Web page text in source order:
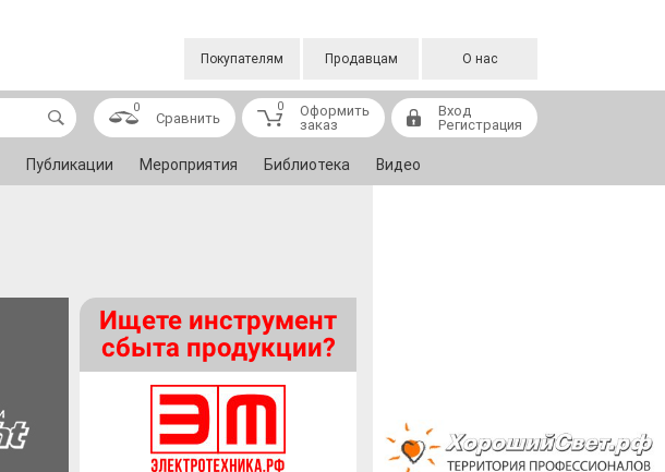
Покупателям Продавцам О нас
0
Сравнить
0
Оформить
заказ
Вход
Регистрация
Публикации Мероприятия Библиотека Видео
Ищете инструмент
сбыта продукции?